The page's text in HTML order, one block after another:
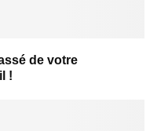
de votre
!